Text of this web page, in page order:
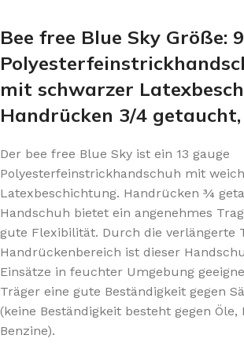
Bee free Blue Sky Größe:
mit schwarzer
Handrücken 3/4
Der bee free Blue Sky ist ein 13 gauge
Polyesterfeinstrickhandschuh mit
Latexbeschichtung. Handrücken ¾
Handschuh bietet ein angenehmes
gute Flexibilität. Durch die verlängerte
Handrückenbereich ist dieser
Einsätze in feuchter Umgebung
Träger eine gute Beständigkeit gegen
(keine Beständigkeit besteht gegen Öle,
Benzine).